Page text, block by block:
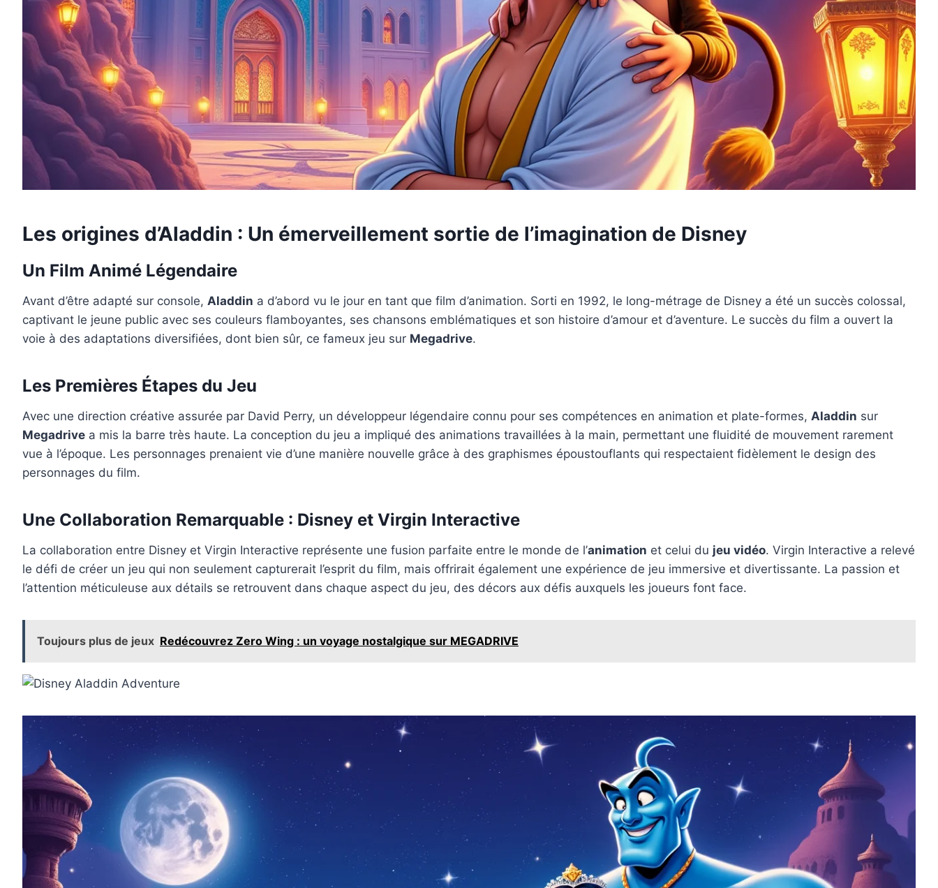
Les origines d’Aladdin : Un émerveillement sortie de l’imagination de Disney
Un Film Animé Légendaire
Avant d’être adapté sur console, Aladdin a d’abord vu le jour en tant que film d’animation. Sorti en 1992, le long-métrage de Disney a été un succès colossal,
captivant le jeune public avec ses couleurs flamboyantes, ses chansons emblématiques et son histoire d’amour et d’aventure. Le succès du film a ouvert la
voie à des adaptations diversifiées, dont bien sûr, ce fameux jeu sur Megadrive.
Les Premières Étapes du Jeu
Avec une direction créative assurée par David Perry, un développeur légendaire connu pour ses compétences en animation et plate-formes, Aladdin sur
Megadrive a mis la barre très haute. La conception du jeu a impliqué des animations travaillées à la main, permettant une fluidité de mouvement rarement
vue à l’époque. Les personnages prenaient vie d’une manière nouvelle grâce à des graphismes époustouflants qui respectaient fidèlement le design des
personnages du film.
Une Collaboration Remarquable : Disney et Virgin Interactive
La collaboration entre Disney et Virgin Interactive représente une fusion parfaite entre le monde de l’animation et celui du jeu vidéo. Virgin Interactive a relevé
le défi de créer un jeu qui non seulement capturerait l’esprit du film, mais offrirait également une expérience de jeu immersive et divertissante. La passion et
l’attention méticuleuse aux détails se retrouvent dans chaque aspect du jeu, des décors aux défis auxquels les joueurs font face.
Toujours plus de jeux Redécouvrez Zero Wing : un voyage nostalgique sur MEGADRIVE